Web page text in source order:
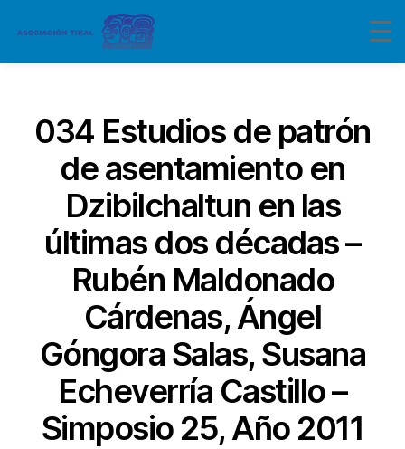
034 Estudios de patrón
de asentamiento en
Dzibilchaltun en las
últimas dos décadas –
Rubén Maldonado
Cárdenas, Ángel
Góngora Salas, Susana
Echeverría Castillo –
Simposio 25, Año 2011